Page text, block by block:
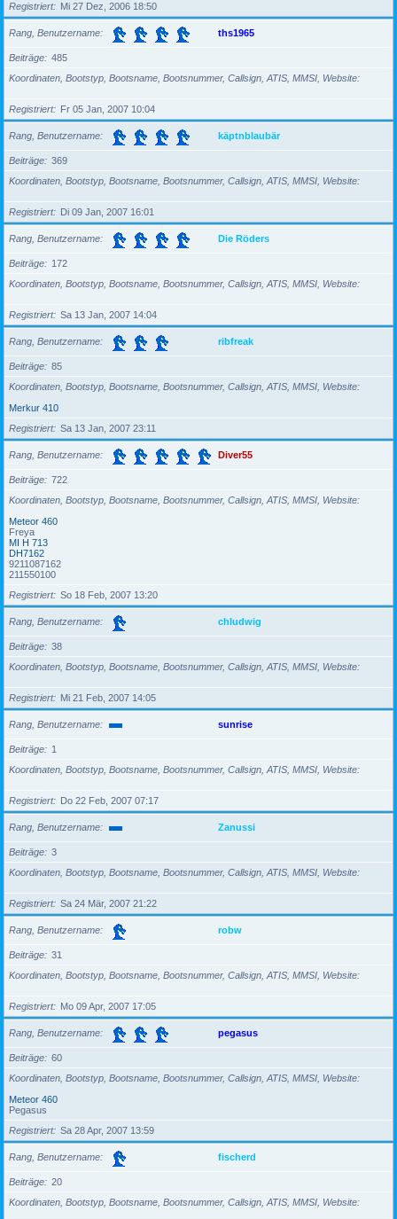
Registriert Mi 27 Dez, 2006 18:50
Rang, Benutzername ths1965
Beiträge
485
Koordinaten, Bootstyp, Bootsname, Bootsnummer, Callsign, ATIS, MMSI, Website
Registriert Fr 05 Jan, 2007 10:04
Rang, Benutzername käptnblaubär
Beiträge
369
Koordinaten, Bootstyp, Bootsname, Bootsnummer, Callsign, ATIS, MMSI, Website
Registriert Di 09 Jan, 2007 16:01
Rang, Benutzername Die Röders
Beiträge
172
Koordinaten, Bootstyp, Bootsname, Bootsnummer, Callsign, ATIS, MMSI, Website
Registriert Sa 13 Jan, 2007 14:04
Rang, Benutzername ribfreak
Beiträge
85
Koordinaten, Bootstyp, Bootsname, Bootsnummer, Callsign, ATIS, MMSI, Website
Merkur 410
Registriert
Sa 13 Jan, 2007 23:11
Rang, Benutzername Diver55
Beiträge
722
Koordinaten, Bootstyp, Bootsname, Bootsnummer, Callsign, ATIS, MMSI, Website
Meteor 460
Freya
MI H 713
DH7162
9211087162
211550100
Registriert
So 18 Feb, 2007 13:20
Rang, Benutzername chludwig
Beiträge
38
Koordinaten, Bootstyp, Bootsname, Bootsnummer, Callsign, ATIS, MMSI, Website
Registriert Mi 21 Feb, 2007 14:05
Rang, Benutzername sunrise
Beiträge
1
Koordinaten, Bootstyp, Bootsname, Bootsnummer, Callsign, ATIS, MMSI, Website
Registriert Do 22 Feb, 2007 07:17
Rang, Benutzername Zanussi
Beiträge
3
Koordinaten, Bootstyp, Bootsname, Bootsnummer, Callsign, ATIS, MMSI, Website
Registriert Sa 24 Mär, 2007 21:22
Rang, Benutzername robw
Beiträge
31
Koordinaten, Bootstyp, Bootsname, Bootsnummer, Callsign, ATIS, MMSI, Website
Registriert Mo 09 Apr, 2007 17:05
Rang, Benutzername pegasus
Beiträge
60
Koordinaten, Bootstyp, Bootsname, Bootsnummer, Callsign, ATIS, MMSI, Website
Meteor 460
Pegasus
Registriert
Sa 28 Apr, 2007 13:59
Rang, Benutzername fischerd
Beiträge
20
Koordinaten, Bootstyp, Bootsname, Bootsnummer, Callsign, ATIS, MMSI, Website